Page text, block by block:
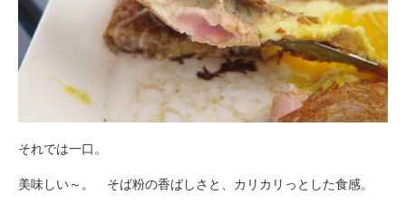
それでは一口。
美味しい～。 そば粉の香ばしさと、カリカリっとした食感。